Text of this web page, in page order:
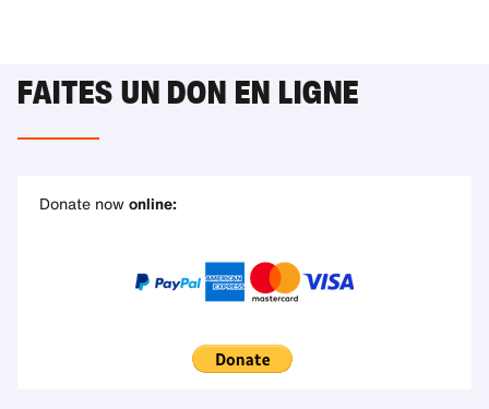
FAITES UN DON EN LIGNE
Donate nowonline: